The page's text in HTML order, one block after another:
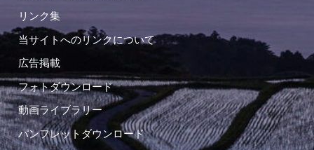
リンク集
当サイトへのリンクについて
広告掲載
フォトダウンロード
動画ライブラリー
パンフレットダウンロード